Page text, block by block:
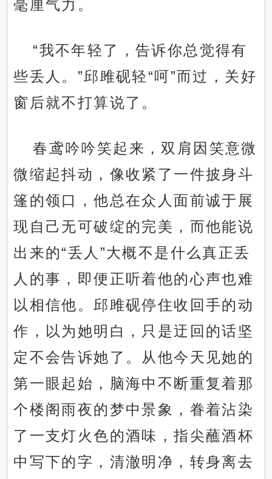
毫厘气力。
“我不年轻了，告诉你总觉得有
些丢人。”邱雎砚轻“呵”而过，关好
窗后就不打算说了。
春鸢吟吟笑起来，双肩因笑意微
微缩起抖动，像收紧了一件披身斗
篷的领口，他总在众人面前诚于展
现自己无可破绽的完美，而他能说
出来的“丢人”大概不是什么真正丢
人的事，即便正听着他的心声也难
以相信他。邱雎砚停住收回手的动
作，以为她明白，只是迂回的话坚
定不会告诉她了。从他今天见她的
第一眼起始，脑海中不断重复着那
个楼阁雨夜的梦中景象，眷着沾染
了一支灯火色的酒味，指尖蘸酒杯
中写下的字，清澈明净，转身离去